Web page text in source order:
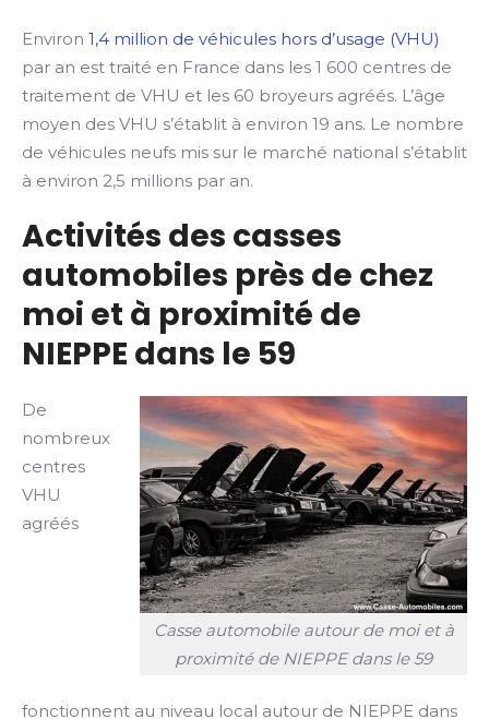
Environ 1,4 million de véhicules hors d’usage (VHU)
par an est traité en France dans les 1 600 centres de
traitement de VHU et les 60 broyeurs agréés. L’âge
moyen des VHU s’établit à environ 19 ans. Le nombre
de véhicules neufs mis sur le marché national s’établit
à environ 2,5 millions par an.
Activités des casses
automobiles près de chez
moi et à proximité de
NIEPPE dans le 59
Casse automobile autour de moi et à
proximité de NIEPPE dans le 59
De
nombreux
centres
VHU
agréés
fonctionnent au niveau local autour de NIEPPE dans